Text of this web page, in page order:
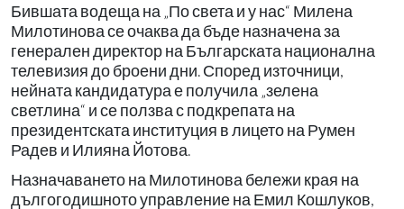
Бившата водеща на „По света и у нас“ Милена
Милотинова се очаква да бъде назначена за
генерален директор на Българската национална
телевизия до броени дни. Според източници,
нейната кандидатура е получила „зелена
светлина“ и се ползва с подкрепата на
президентската институция в лицето на Румен
Радев и Илияна Йотова.
Назначаването на Милотинова бележи края на
дългогодишното управление на Емил Кошлуков,